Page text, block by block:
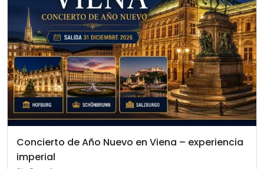
Concierto de Año Nuevo en Viena – experiencia
imperial